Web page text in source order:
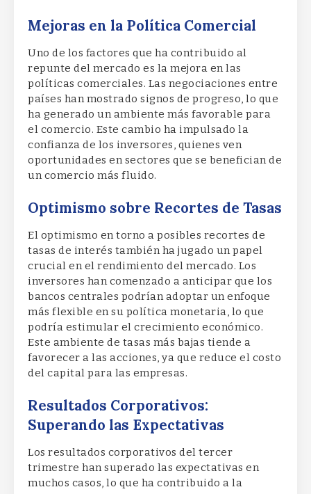
Mejoras en la Política Comercial
Uno de los factores que ha contribuido al
repunte del mercado es la mejora en las
políticas comerciales. Las negociaciones entre
países han mostrado signos de progreso, lo que
ha generado un ambiente más favorable para
el comercio. Este cambio ha impulsado la
confianza de los inversores, quienes ven
oportunidades en sectores que se benefician de
un comercio más fluido.
Optimismo sobre Recortes de Tasas
El optimismo en torno a posibles recortes de
tasas de interés también ha jugado un papel
crucial en el rendimiento del mercado. Los
inversores han comenzado a anticipar que los
bancos centrales podrían adoptar un enfoque
más flexible en su política monetaria, lo que
podría estimular el crecimiento económico.
Este ambiente de tasas más bajas tiende a
favorecer a las acciones, ya que reduce el costo
del capital para las empresas.
Resultados Corporativos:
Superando las Expectativas
Los resultados corporativos del tercer
trimestre han superado las expectativas en
muchos casos, lo que ha contribuido a la